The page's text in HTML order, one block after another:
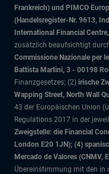
Frankreich) und PIMCO
(Handelsregister-Nr. 9613,
International Financial
zusätzlich beaufsichtigt
Commissione Nazionale per
Battista Martini, 3 - 00198
Finanzgesetzes; (2) irische
Wapping Street, North Wall
43 der Europäischen Union
Regulations 2017 in der
Zweigstelle: die Financial
London E20 1JN); (4)
Mercado de Valores (CNMV,
Übereinstimmung mit den in